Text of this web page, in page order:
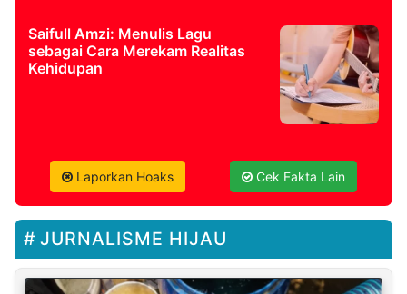
Saifull Amzi: Menulis Lagu
sebagai Cara Merekam Realitas
Kehidupan
Laporkan Hoaks Cek Fakta Lain
JURNALISME HIJAU